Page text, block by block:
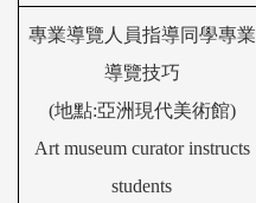
專業導覽人員指導同學專業
導覽技巧
(地點:亞洲現代美術館)
Art museum curator instructs
students